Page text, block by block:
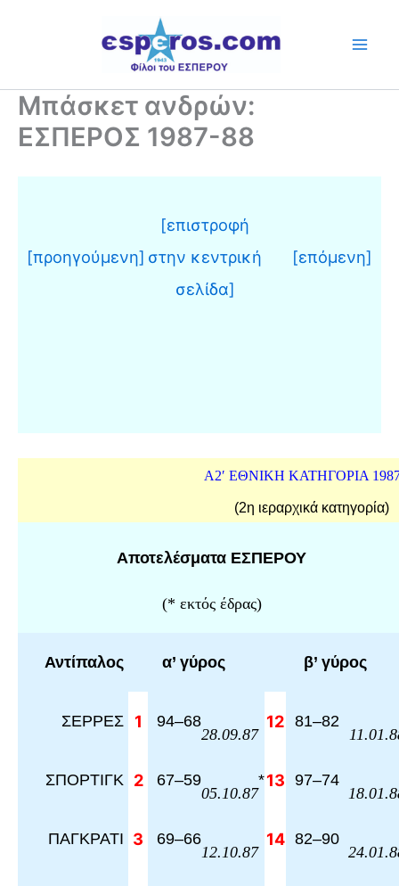
Μπάσκετ ανδρών:
ΕΣΠΕΡΟΣ 1987-88
[προηγούμενη]
[επιστροφή
στην κεντρική
σελίδα]
[επόμενη]
Α2′ ΕΘΝΙΚΗ ΚΑΤΗΓΟΡΙΑ
(2η ιεραρχικά κατηγορία)
Αποτελέσματα ΕΣΠΕΡΟΥ
(* εκτός έδρας)
Αντίπαλος α’ γύρος β’ γύρος
ΣΕΡΡΕΣ 1 94–68
28.09.87
12 81–82
ΣΠΟΡΤΙΓΚ 2 67–59
05.10.87
*13 97–74
ΠΑΓΚΡΑΤΙ 3 69–66
12.10.87
14 82–90